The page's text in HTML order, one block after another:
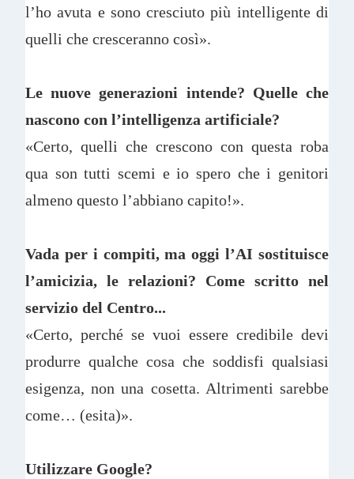
l’ho avuta e sono cresciuto più intelligente di
quelli che cresceranno così».
Le nuove generazioni intende? Quelle che
nascono con l’intelligenza artificiale?
«Certo, quelli che crescono con questa roba
qua son tutti scemi e io spero che i genitori
almeno questo l’abbiano capito!».
Vada per i compiti, ma oggi l’AI sostituisce
l’amicizia, le relazioni? Come scritto nel
servizio del Centro...
«Certo, perché se vuoi essere credibile devi
produrre qualche cosa che soddisfi qualsiasi
esigenza, non una cosetta. Altrimenti sarebbe
come… (esita)».
Utilizzare Google?